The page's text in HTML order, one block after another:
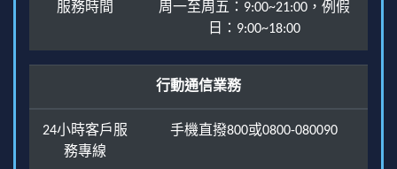
服務時間
周一至周五：9:00~21:00，例假
日：9:00~18:00
行動通信業務
24小時客戶服
務專線
手機直撥800或0800-080090